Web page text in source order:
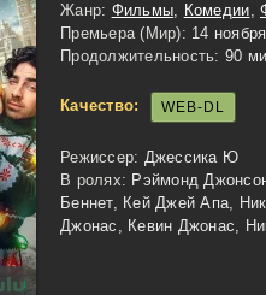
Жанр: Фильмы, Комедии,
Премьера (Мир): 14
Продолжительность: 90
Качество: WEB-DL
Режиссер: Джессика Ю
В ролях: Рэймонд
Беннет, Кей Джей Апа,
Джонас, Кевин Джонас,